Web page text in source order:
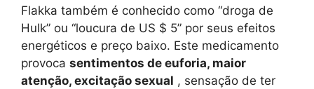
Flakka também é conhecido como “droga de
Hulk” ou “loucura de US $ 5” por seus efeitos
energéticos e preço baixo. Este medicamento
provoca sentimentos de euforia, maior
atenção, excitação sexual , sensação de ter